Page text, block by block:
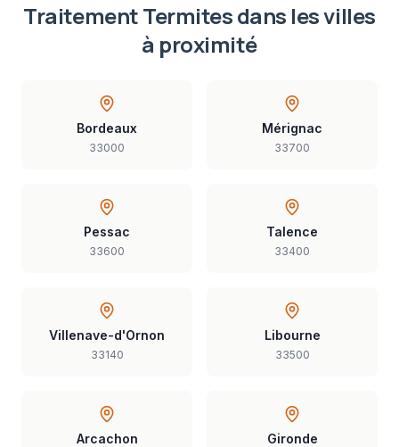
Traitement Termitesdans les villes
à proximité
Bordeaux
33000
Mérignac
33700
Pessac
33600
Talence
33400
Villenave-d'Ornon
33140
Libourne
33500
Arcachon Gironde